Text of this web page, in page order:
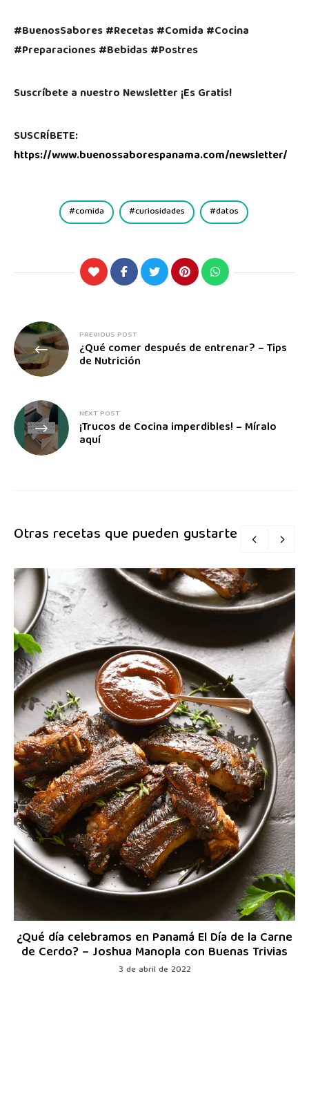
#BuenosSabores #Recetas #Comida #Cocina
#Preparaciones #Bebidas #Postres
Suscríbete a nuestro Newsletter ¡Es Gratis!
SUSCRÍBETE:
https://www.buenossaborespanama.com/newsletter/
comida curiosidades datos
PREVIOUS POST
¿Qué comer después de entrenar? – Tips
de Nutrición
NEXT POST
¡Trucos de Cocina imperdibles! – Míralo
aquí
Otras recetas que pueden gustarte
¿Qué día celebramos en Panamá El Día de la Carne
de Cerdo? – Joshua Manopla con Buenas Trivias
3 de abril de 2022